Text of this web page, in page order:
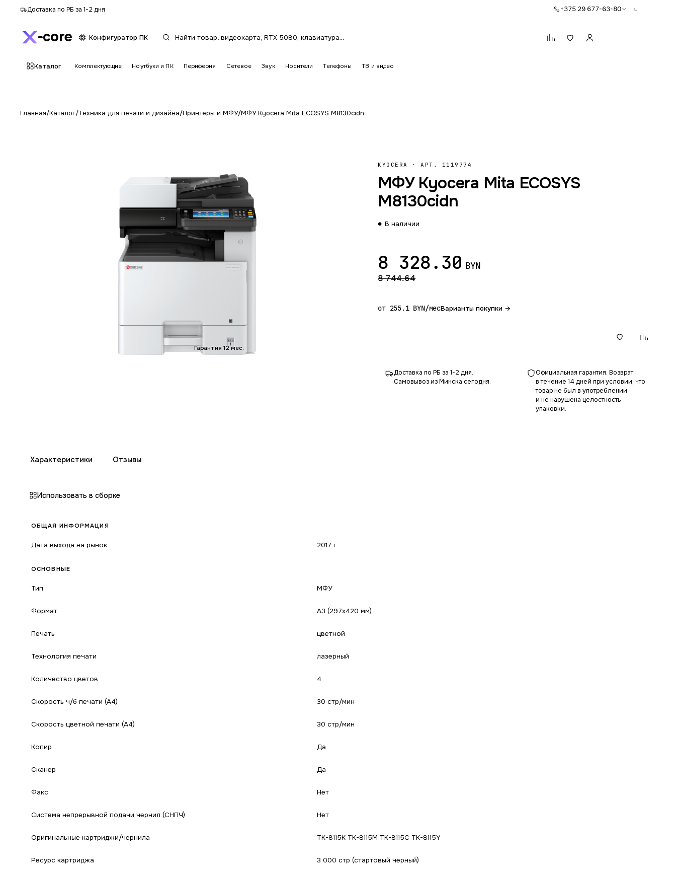
Доставка по РБ за 1-2 дня +375 29 677-63-80
core Конфигуратор ПК
Каталог Комплектующие Ноутбуки и ПК Периферия Сетевое Звук Носители Телефоны ТВ и видео
Главная/Каталог/Техника для печати и дизайна/Принтеры и МФУ/МФУ Kyocera Mita ECOSYS M8130cidn
Гарантия 12 мес.
KYOCERA ·АРТ. 1119774
МФУ Kyocera Mita ECOSYS
M8130cidn
В наличии
8 328.30 BYN
8 744.64
от 255.1 BYN/месВарианты покупки →
Доставка по РБ за 1-2 дня.
Самовывоз из Минска сегодня.
Официальная гарантия. Возврат
в течение 14 дней при условии, что
товар не был в употреблении
и не нарушена целостность
упаковки.
Характеристики Отзывы
Использовать в сборке
ОБЩАЯ ИНФОРМАЦИЯ
Дата выхода на рынок 2017 г.
ОСНОВНЫЕ
Тип МФУ
Формат A3 (297x420 мм)
Печать цветной
Технология печати лазерный
Количество цветов 4
Скорость ч/б печати (А4) 30 стр/мин
Скорость цветной печати (А4) 30 стр/мин
Копир Да
Сканер Да
Факс Нет
Система непрерывной подачи чернил (СНПЧ) Нет
Оригинальные картриджи/чернила TK-8115K TK-8115M TK-8115C TK-8115Y
Ресурс картриджа 3 000 стр (стартовый черный)